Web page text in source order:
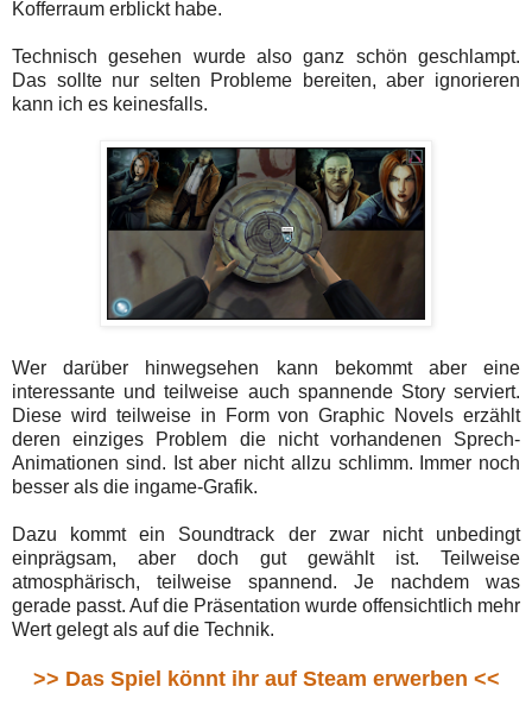
Kofferraum erblickt habe.
Technisch gesehen wurde also ganz schön geschlampt.
Das sollte nur selten Probleme bereiten, aber ignorieren
kann ich es keinesfalls.
Wer darüber hinwegsehen kann bekommt aber eine
interessante und teilweise auch spannende Story serviert.
Diese wird teilweise in Form von Graphic Novels erzählt
deren einziges Problem die nicht vorhandenen Sprech-
Animationen sind. Ist aber nicht allzu schlimm. Immer noch
besser als die ingame-Grafik.
Dazu kommt ein Soundtrack der zwar nicht unbedingt
einprägsam, aber doch gut gewählt ist. Teilweise
atmosphärisch, teilweise spannend. Je nachdem was
gerade passt. Auf die Präsentation wurde offensichtlich mehr
Wert gelegt als auf die Technik.
>> Das Spiel könnt ihr auf Steam erwerben <<